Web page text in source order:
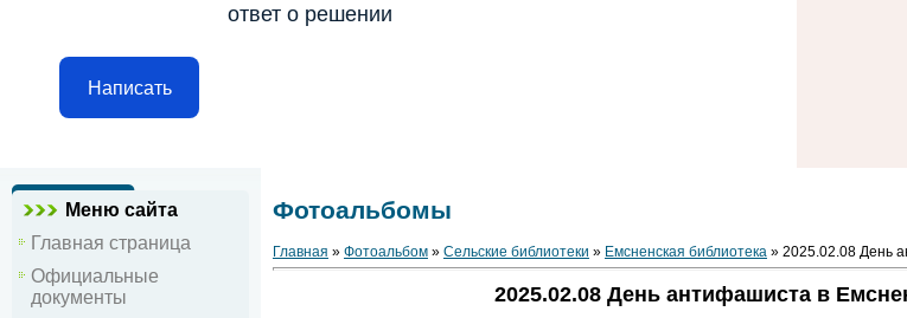
ответ о решении
Написать
Меню сайта
Главная страница
Официальные
документы
Фотоальбомы
Главная » Фотоальбом » Сельские библиотеки » Емсненская библиотека » 2025.02.08 День
2025.02.08 День антифашиста в